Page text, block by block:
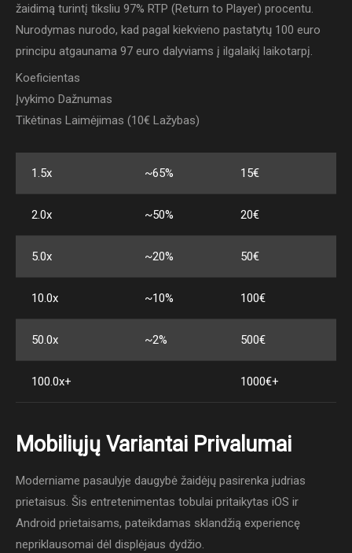
žaidimą turintį tiksliu 97% RTP (Return to Player) procentu.
Nurodymas nurodo, kad pagal kiekvieno pastatytų 100 euro
principu atgaunama 97 euro dalyviams į ilgalaikį laikotarpį.
Koeficientas
Įvykimo Dažnumas
Tikėtinas Laimėjimas (10€ Lažybas)
1.5x ~65% 15€
2.0x ~50% 20€
5.0x ~20% 50€
10.0x ~10% 100€
50.0x ~2% 500€
100.0x+ 1000€+
Mobiliųjų Variantai Privalumai
Moderniame pasaulyje daugybė žaidėjų pasirenka judrias
prietaisus. Šis entretenimentas tobulai pritaikytas iOS ir
Android prietaisams, pateikdamas sklandžią experiencę
nepriklausomai dėl displėjaus dydžio.